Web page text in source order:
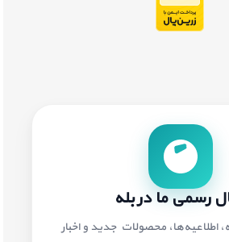
رسمی ما در بله
اطلاعیه‌ها، محصولات جدید و اخبار